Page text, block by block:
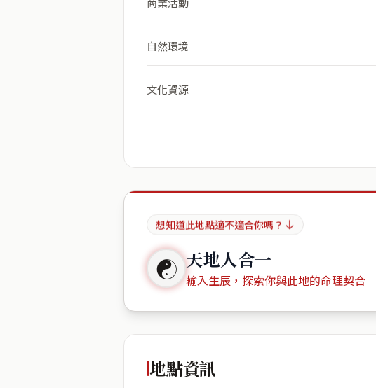
自然環境
文化資源
想知道此地點適不適合你嗎？
☯ 天地人合一
輸入生辰，探索你與此地的命理契合
地點資訊